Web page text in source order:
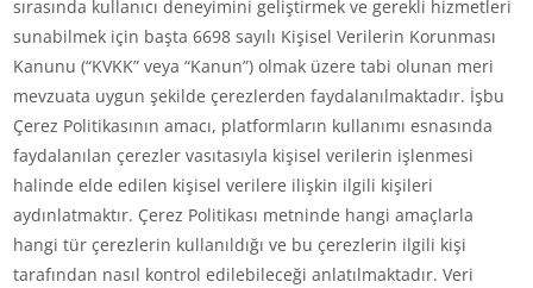
sırasında kullanıcı deneyimini geliştirmek ve gerekli hizmetleri
sunabilmek için başta 6698 sayılı Kişisel Verilerin Korunması
Kanunu (“KVKK” veya “Kanun”) olmak üzere tabi olunan meri
mevzuata uygun şekilde çerezlerden faydalanılmaktadır. İşbu
Çerez Politikasının amacı, platformların kullanımı esnasında
faydalanılan çerezler vasıtasıyla kişisel verilerin işlenmesi
halinde elde edilen kişisel verilere ilişkin ilgili kişileri
aydınlatmaktır. Çerez Politikası metninde hangi amaçlarla
hangi tür çerezlerin kullanıldığı ve bu çerezlerin ilgili kişi
tarafından nasıl kontrol edilebileceği anlatılmaktadır. Veri